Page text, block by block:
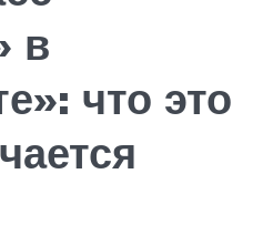
в
что это